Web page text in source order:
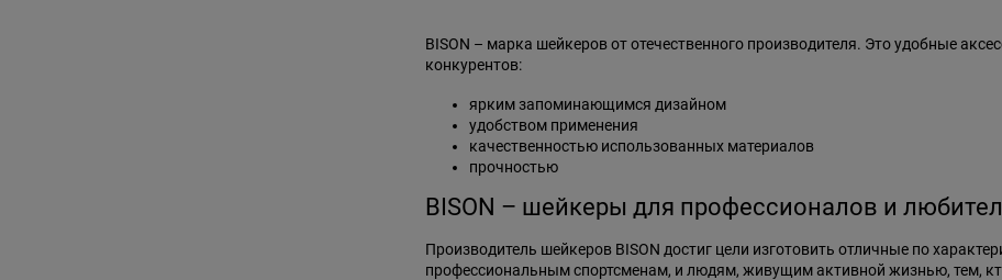
BISON – марка шейкеров от отечественного производителя. Это удобные
конкурентов:
ярким запоминающимся дизайном
удобством применения
качественностью использованных материалов
прочностью
BISON – шейкеры для профессионалов и
Производитель шейкеров BISON достиг цели изготовить отличные по
профессиональным спортсменам, и людям, живущим активной жизнью, тем,